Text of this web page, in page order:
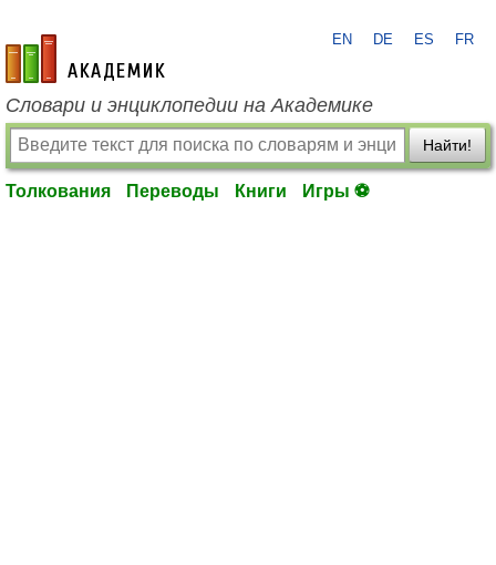
academic.ru
EN DE ES FR
Словари и энциклопедии на Академике
Найти!
Толкования Переводы Книги Игры ⚽